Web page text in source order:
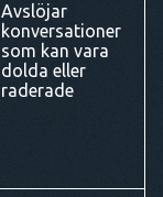
Avslöjar
konversationer
som kan vara
dolda eller
raderade